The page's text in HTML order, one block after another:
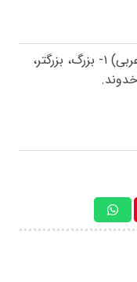
اعظم اسم دخترانه است، معنی اعظم: (عربی) ۱- بزرگ، بزرگتر،